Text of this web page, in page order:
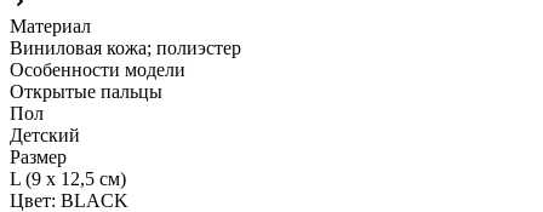
Материал
Виниловая кожа; полиэстер
Особенности модели
Открытые пальцы
Пол
Детский
Размер
L (9 х 12,5 см)
Цвет: BLACK